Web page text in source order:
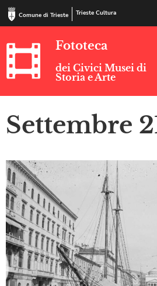
Comune di Trieste Trieste Cultura
Fototeca
dei Civici Musei di
Storia e Arte
Settembre